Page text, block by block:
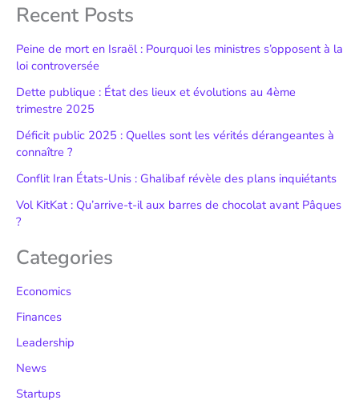
Recent Posts
Peine de mort en Israël : Pourquoi les ministres s’opposent à la
loi controversée
Dette publique : État des lieux et évolutions au 4ème
trimestre 2025
Déficit public 2025 : Quelles sont les vérités dérangeantes à
connaître ?
Conflit Iran États-Unis : Ghalibaf révèle des plans inquiétants
Vol KitKat : Qu’arrive-t-il aux barres de chocolat avant Pâques
?
Categories
Economics
Finances
Leadership
News
Startups